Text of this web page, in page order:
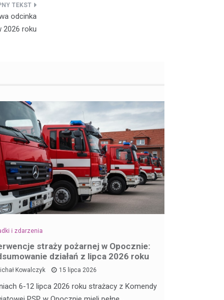
odcinka
2026 roku
i zdarzenia
straży pożarnej w Opocznie:
działań z lipca 2026 roku
Kowalczyk 15 lipca 2026
6-12 lipca 2026 roku strażacy z Komendy